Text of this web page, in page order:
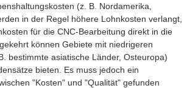
(z. B. Nordamerika,
in der Regel höhere Lohnkosten verlangt,
für die CNC-Bearbeitung direkt in die
können Gebiete mit niedrigeren
bestimmte asiatische Länder, Osteuropa)
bieten. Es muss jedoch ein
"Kosten" und "Qualität" gefunden